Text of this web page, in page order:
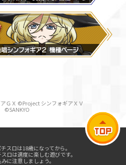
ＧＸ ©Project シンフォギアＸＶ
©SANKYO
スロは18歳になってから。
ロは適度に楽しむ遊びです。
に注意しましょう。